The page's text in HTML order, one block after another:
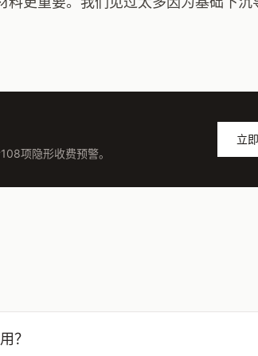
项隐形收费预警。
立
？